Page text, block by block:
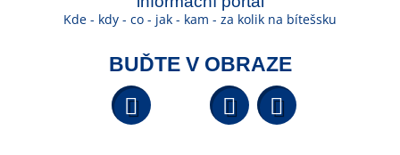
Kde - kdy - co - jak - kam - za kolik na bítešsku
BUĎTE V OBRAZE
Facebook YouTube